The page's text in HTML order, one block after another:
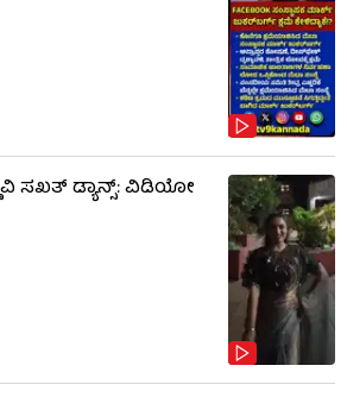
ಸಖತ್ ಡ್ಯಾನ್ಸ್: ವಿಡಿಯೋ